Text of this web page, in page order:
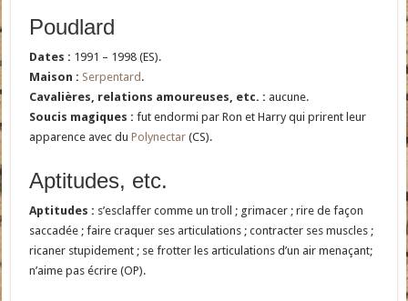
Poudlard
Dates : 1991 – 1998 (ES).
Maison : Serpentard .
Cavalières, relations amoureuses, etc. : aucune.
Soucis magiques : fut endormi par Ron et Harry qui prirent leur
apparence avec duPolynectar (CS).
Aptitudes, etc.
Aptitudes : s’esclaffer comme un troll ; grimacer ; rire de façon
saccadée ; faire craquer ses articulations ; contracter ses muscles ;
ricaner stupidement ; se frotter les articulations d’un air menaçant;
n’aime pas écrire (OP).